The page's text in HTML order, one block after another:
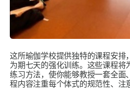
这所瑜伽学校提供独特的课程安排
为期七天的强化训练。这些课程将
练习方法，使你能够教授一套全面
程内容注重每个体式的规范性、注